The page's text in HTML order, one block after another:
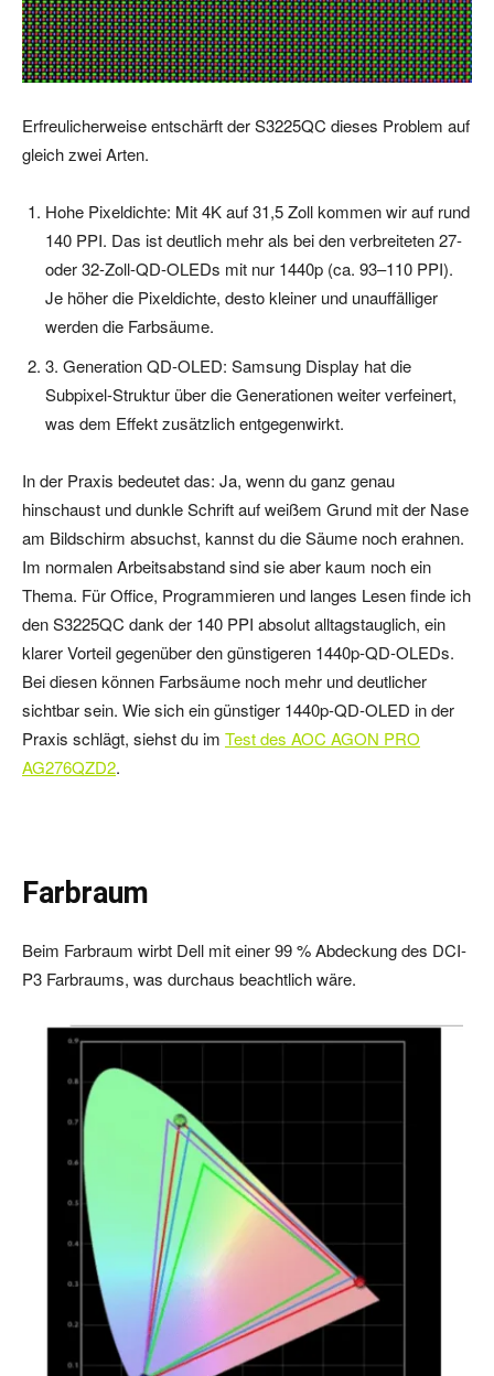
Erfreulicherweise entschärft der S3225QC dieses Problem auf
gleich zwei Arten.
Hohe Pixeldichte: Mit 4K auf 31,5 Zoll kommen wir auf rund
140 PPI. Das ist deutlich mehr als bei den verbreiteten 27-
oder 32-Zoll-QD-OLEDs mit nur 1440p (ca. 93–110 PPI).
Je höher die Pixeldichte, desto kleiner und unauffälliger
werden die Farbsäume.
3. Generation QD-OLED: Samsung Display hat die
Subpixel-Struktur über die Generationen weiter verfeinert,
was dem Effekt zusätzlich entgegenwirkt.
In der Praxis bedeutet das: Ja, wenn du ganz genau
hinschaust und dunkle Schrift auf weißem Grund mit der Nase
am Bildschirm absuchst, kannst du die Säume noch erahnen.
Im normalen Arbeitsabstand sind sie aber kaum noch ein
Thema. Für Office, Programmieren und langes Lesen finde ich
den S3225QC dank der 140 PPI absolut alltagstauglich, ein
klarer Vorteil gegenüber den günstigeren 1440p-QD-OLEDs.
Bei diesen können Farbsäume noch mehr und deutlicher
sichtbar sein. Wie sich ein günstiger 1440p-QD-OLED in der
Praxis schlägt, siehst du im Test des AOC AGON PRO
AG276QZD2.
Farbraum
Beim Farbraum wirbt Dell mit einer 99 % Abdeckung des DCI-
P3 Farbraums, was durchaus beachtlich wäre.